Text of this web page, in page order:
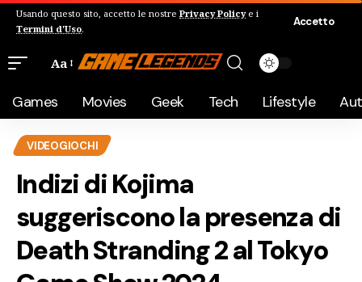
Usando questo sito, accetto le nostre Privacy Policye i
Termini d'Uso.
Accetto
Aa
Games Movies Geek Tech Lifestyle
VIDEOGIOCHI
Indizi di Kojima
suggeriscono la presenza di
Death Stranding 2 al Tokyo